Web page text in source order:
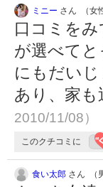
ミニー さん （女
口コミを
が選べて
にもだい
あり、家
2010/11/08）
このクチコミに
食い太郎 さん （